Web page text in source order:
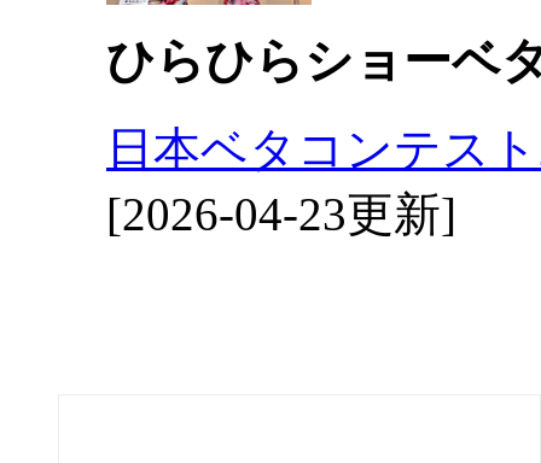
ひらひらショーベ
日本ベタコンテス
[2026-04-23更新]